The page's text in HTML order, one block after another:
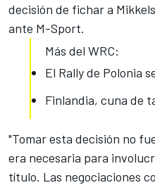
decisión de fichar a
ante M-Sport.
Más del WRC:
El Rally de Polonia
Finlandia, cuna de
"Tomar esta decisión no
era necesaria para
título. Las negociaciones